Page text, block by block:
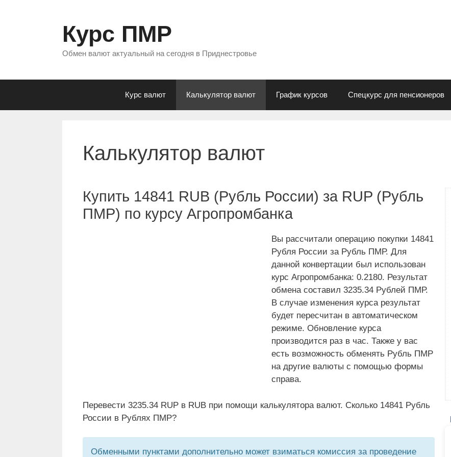
Курс ПМР
Обмен валют актуальный на сегодня в Приднестровье
Курс валют Калькулятор валют График курсов Спецкурс для пенсионеров
Калькулятор валют
Купить 14841 RUB (Рубль России) за RUP (Рубль
ПМР) по курсу Агропромбанка
Вы рассчитали операцию покупки 14841
Рубля России за Рубль ПМР. Для
данной конвертации был использован
курс Агропромбанка: 0.2180. Результат
обмена составил 3235.34 Рублей ПМР.
В случае изменения курса результат
будет пересчитан в автоматическом
режиме. Обновление курса
производится раз в час. Также у вас
есть возможность обменять Рубль ПМР
на другие валюты с помощью формы
справа.
Перевести 3235.34 RUP в RUB при помощи калькулятора валют. Сколько 14841 Рубль
России в Рублях ПМР?
Обменными пунктами дополнительно может взиматься комиссия за проведение